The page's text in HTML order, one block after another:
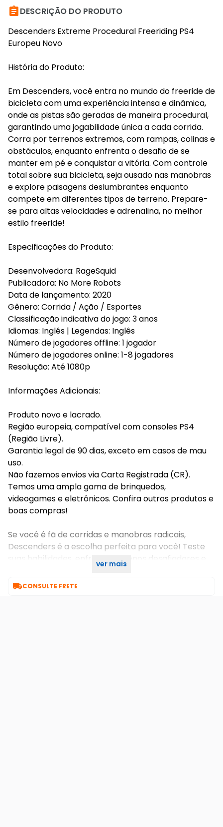
DESCRIÇÃO DO PRODUTO
Descenders Extreme Procedural Freeriding PS4
Europeu Novo
História do Produto:
Em Descenders, você entra no mundo do freeride de
bicicleta com uma experiência intensa e dinâmica,
onde as pistas são geradas de maneira procedural,
garantindo uma jogabilidade única a cada corrida.
Corra por terrenos extremos, com rampas, colinas e
obstáculos, enquanto enfrenta o desafio de se
manter em pé e conquistar a vitória. Com controle
total sobre sua bicicleta, seja ousado nas manobras
e explore paisagens deslumbrantes enquanto
compete em diferentes tipos de terreno. Prepare-
se para altas velocidades e adrenalina, no melhor
estilo freeride!
Especificações do Produto:
Desenvolvedora: RageSquid
Publicadora: No More Robots
Data de lançamento: 2020
Gênero: Corrida / Ação / Esportes
Classificação indicativa do jogo: 3 anos
Idiomas: Inglês | Legendas: Inglês
Número de jogadores offline: 1 jogador
Número de jogadores online: 1-8 jogadores
Resolução: Até 1080p
Informações Adicionais:
Produto novo e lacrado.
Região europeia, compatível com consoles PS4
(Região Livre).
Garantia legal de 90 dias, exceto em casos de mau
uso.
Não fazemos envios via Carta Registrada (CR).
Temos uma ampla gama de brinquedos,
videogames e eletrônicos. Confira outros produtos e
boas compras!
Se você é fã de corridas e manobras radicais,
Descenders é a escolha perfeita para você! Teste
suas habilidades, enfrente terrenos desafiadores e
ver mais
CONSULTE FRETE